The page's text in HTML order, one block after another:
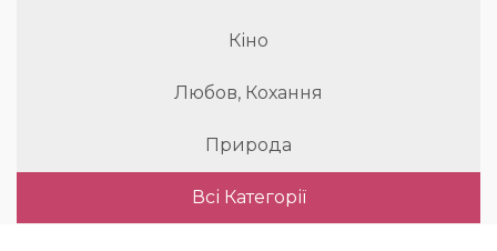
Кіно
Любов, Кохання
Природа
Всі Категорії